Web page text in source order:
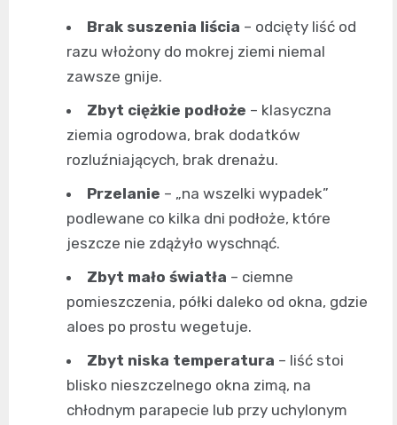
Brak suszenia liścia – odcięty liść od
razu włożony do mokrej ziemi niemal
zawsze gnije.
Zbyt ciężkie podłoże – klasyczna
ziemia ogrodowa, brak dodatków
rozluźniających, brak drenażu.
Przelanie – „na wszelki wypadek”
podlewane co kilka dni podłoże, które
jeszcze nie zdążyło wyschnąć.
Zbyt mało światła – ciemne
pomieszczenia, półki daleko od okna, gdzie
aloes po prostu wegetuje.
Zbyt niska temperatura – liść stoi
blisko nieszczelnego okna zimą, na
chłodnym parapecie lub przy uchylonym